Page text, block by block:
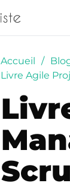
Accueil /
Livre Agile